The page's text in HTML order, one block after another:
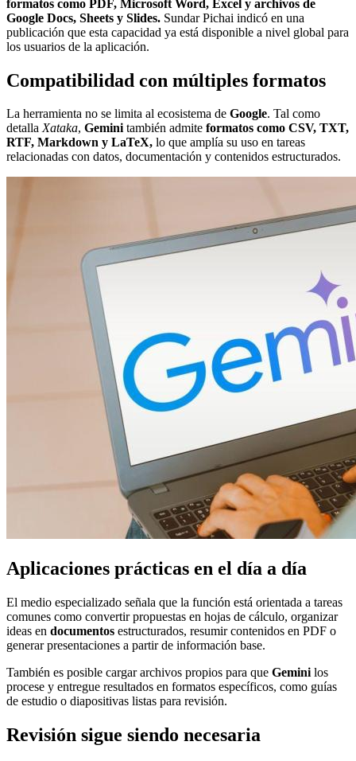
formatos como PDF, Microsoft Word, Excel y archivos de
Google Docs, Sheets y Slides. Sundar Pichai indicó en una
publicación que esta capacidad ya está disponible a nivel global para
los usuarios de la aplicación.
Compatibilidad con múltiples formatos
La herramienta no se limita al ecosistema de Google. Tal como
detallaXataka, Geminitambién admite formatos como CSV, TXT,
RTF, Markdown y LaTeX, lo que amplía su uso en tareas
relacionadas con datos, documentación y contenidos estructurados.
Aplicaciones prácticas en el día a día
El medio especializado señala que la función está orientada a tareas
comunes como convertir propuestas en hojas de cálculo, organizar
ideas en documentos estructurados, resumir contenidos en PDF o
generar presentaciones a partir de información base.
También es posible cargar archivos propios para que Gemini los
procese y entregue resultados en formatos específicos, como guías
de estudio o diapositivas listas para revisión.
Revisión sigue siendo necesaria